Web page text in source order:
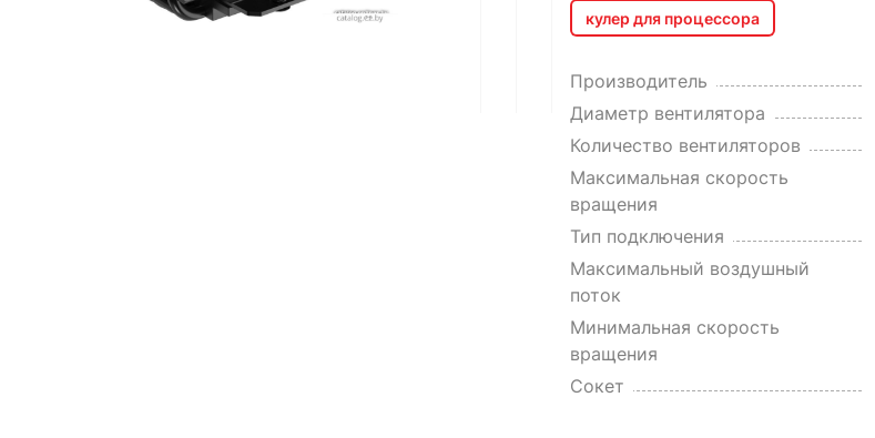
кулер для процессора
Производитель
Диаметр вентилятора
Количество вентиляторов
Максимальная скорость
вращения
Тип подключения
Максимальный воздушный
поток
Минимальная скорость
вращения
Сокет